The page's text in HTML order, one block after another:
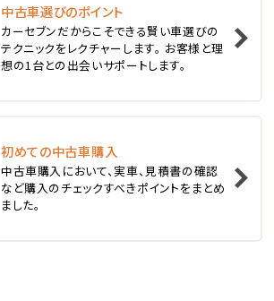
2位
スバル
レガシィツーリングワゴン
3位
トヨタ
カローラフィールダー
中古車選びのポイント
カーセブンだからこそできる賢い車選びの
テクニックをレクチャーします。 お客様と理
想の1台との出会いサポートします。
初めての中古車購入
中古車購入において、実車、見積書の確認
など購入のチェックすべきポイントをまとめ
ました。